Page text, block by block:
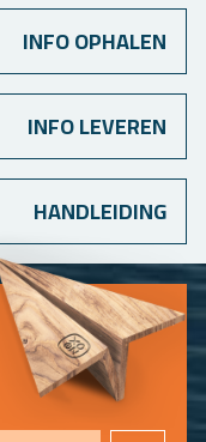
INFO OPHALEN
INFO LEVEREN
HANDLEIDING